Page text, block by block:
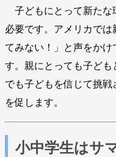
子どもにとって新たな
必要です。アメリカで
てみない！」と声をかけ
す。親にとっても子ども
でも子どもを信じて挑
を促します。
小中学生はサ